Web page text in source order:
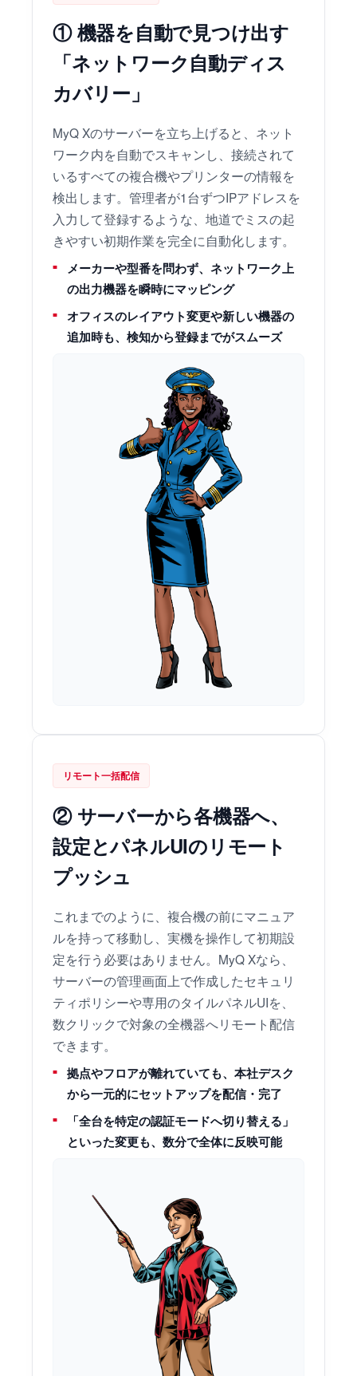
① 機器を自動で見つけ出す
「ネットワーク自動ディス
カバリー」
MyQ Xのサーバーを立ち上げると、ネット
ワーク内を自動でスキャンし、接続されて
いるすべての複合機やプリンターの情報を
検出します。管理者が1台ずつIPアドレスを
入力して登録するような、地道でミスの起
きやすい初期作業を完全に自動化します。
メーカーや型番を問わず、ネットワーク上
の出力機器を瞬時にマッピング
オフィスのレイアウト変更や新しい機器の
追加時も、検知から登録までがスムーズ
リモート一括配信
② サーバーから各機器へ、
設定とパネルUIのリモート
プッシュ
これまでのように、複合機の前にマニュア
ルを持って移動し、実機を操作して初期設
定を行う必要はありません。MyQ Xなら、
サーバーの管理画面上で作成したセキュリ
ティポリシーや専用のタイルパネルUIを、
数クリックで対象の全機器へリモート配信
できます。
拠点やフロアが離れていても、本社デスク
から一元的にセットアップを配信・完了
「全台を特定の認証モードへ切り替える」
といった変更も、数分で全体に反映可能